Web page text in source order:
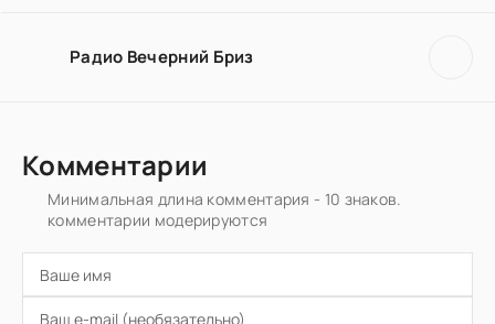
Радио Вечерний Бриз
Комментарии
Минимальная длина комментария - 10 знаков.
комментарии модерируются